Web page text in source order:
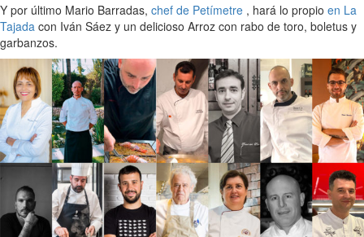
Y por último Mario Barradas, chef de Petímetre , hará lo propio en La
Tajada con Iván Sáez y un delicioso Arroz con rabo de toro, boletus y
garbanzos.